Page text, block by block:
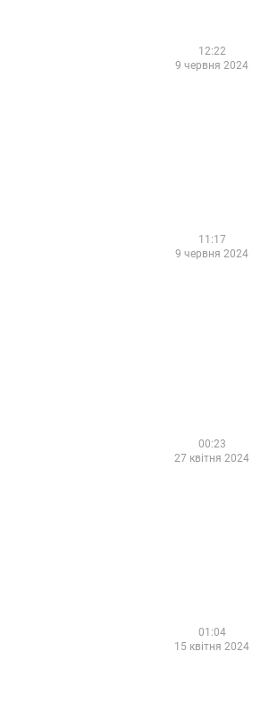
12:22
9 червня 2024
11:17
9 червня 2024
00:23
27 квітня 2024
01:04
15 квітня 2024